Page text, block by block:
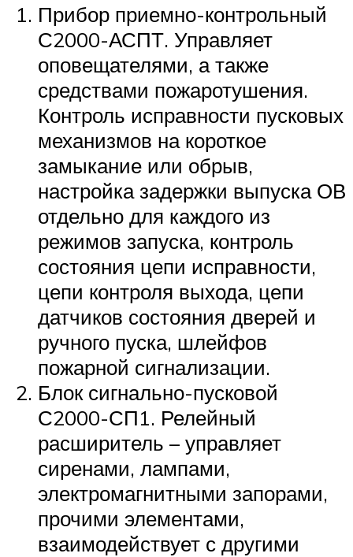
Прибор приемно-контрольный
С2000-АСПТ. Управляет
оповещателями, а также
средствами пожаротушения.
Контроль исправности пусковых
механизмов на короткое
замыкание или обрыв,
настройка задержки выпуска ОВ
отдельно для каждого из
режимов запуска, контроль
состояния цепи исправности,
цепи контроля выхода, цепи
датчиков состояния дверей и
ручного пуска, шлейфов
пожарной сигнализации.
Блок сигнально-пусковой
С2000-СП1. Релейный
расширитель – управляет
сиренами, лампами,
электромагнитными запорами,
прочими элементами,
взаимодействует с другими